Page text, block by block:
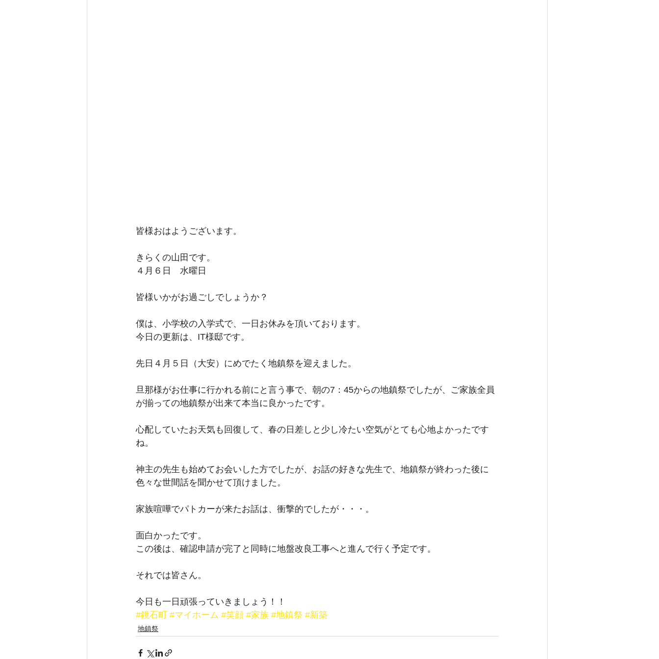
皆様おはようございます。
きらくの山田です。
４月６日　水曜日
皆様いかがお過ごしでしょうか？
僕は、小学校の入学式で、一日お休みを頂いております。
今日の更新は、IT様邸です。
先日４月５日（大安）にめでたく地鎮祭を迎えました。
旦那様がお仕事に行かれる前にと言う事で、朝の7：45からの地鎮祭でしたが、ご家族全員
が揃っての地鎮祭が出来て本当に良かったです。
心配していたお天気も回復して、春の日差しと少し冷たい空気がとても心地よかったです
ね。
神主の先生も始めてお会いした方でしたが、お話の好きな先生で、地鎮祭が終わった後に
色々な世間話を聞かせて頂けました。
家族喧嘩でパトカーが来たお話は、衝撃的でしたが・・・。
面白かったです。
この後は、確認申請が完了と同時に地盤改良工事へと進んで行く予定です。
それでは皆さん。
今日も一日頑張っていきましょう！！
#鏡石町
#マイホーム #笑顔 #家族 #地鎮祭 #新築
地鎮祭